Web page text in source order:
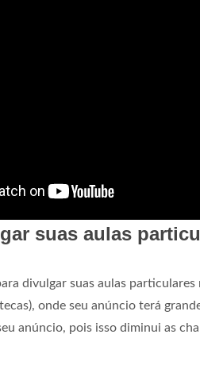
suas aulas
divulgar suas aulas
onde seu anúncio terá
anúncio, pois isso diminui as